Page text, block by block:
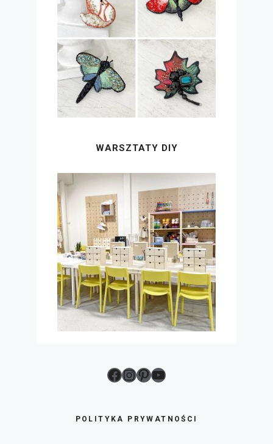
WARSZTATY DIY
Facebook
Instagram
Pinterest
YouTube
POLITYKA PRYWATNOŚCI